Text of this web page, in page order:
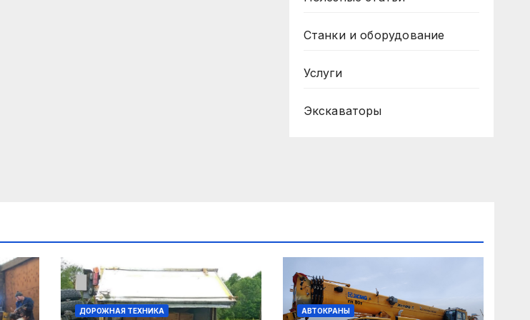
Станки и оборудование
Услуги
Экскаваторы
ДОРОЖНАЯ ТЕХНИКА АВТОКРАНЫ